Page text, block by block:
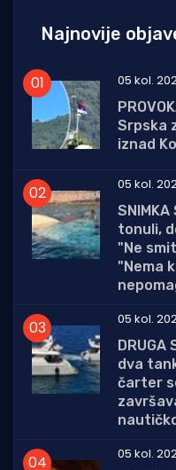
Najnovije
05 kol.
Srpska
iznad
05 kol.
tonuli,
"Ne
"Nema
05 kol.
DRUGA
dva
čarter
05 kol.